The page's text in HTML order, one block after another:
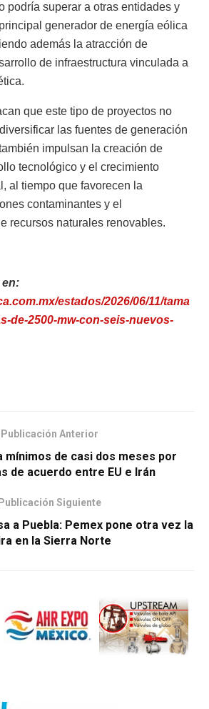
podría superar a otras entidades y
generador de energía eólica
además la atracción de
de infraestructura vinculada a
que este tipo de proyectos no
las fuentes de generación
impulsan la creación de
tecnológico y el crecimiento
al tiempo que favorecen la
contaminantes y el
recursos naturales renovables.
en:
estados/2026/06/11/tama
de-2500-mw-con-seis-nuevos-
Publicación Anterior
mínimos de casi dos meses por
de acuerdo entre EU e Irán
Publicación Siguiente
a Puebla: Pemex pone otra vez la
en la Sierra Norte